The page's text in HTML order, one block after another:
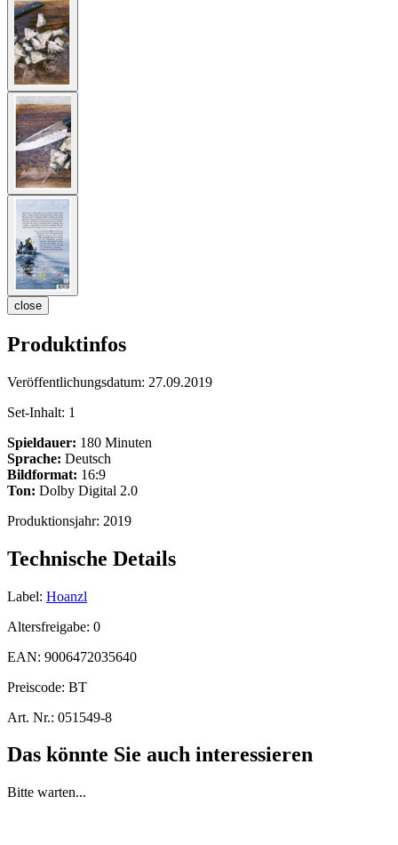
close
Produktinfos
Veröffentlichungsdatum: 27.09.2019
Set-Inhalt: 1
Spieldauer: 180 Minuten
Sprache: Deutsch
Bildformat: 16:9
Ton: Dolby Digital 2.0
Produktionsjahr: 2019
Technische Details
Label: Hoanzl
Altersfreigabe: 0
EAN: 9006472035640
Preiscode: BT
Art. Nr.: 051549-8
Das könnte Sie auch interessieren
Bitte warten...